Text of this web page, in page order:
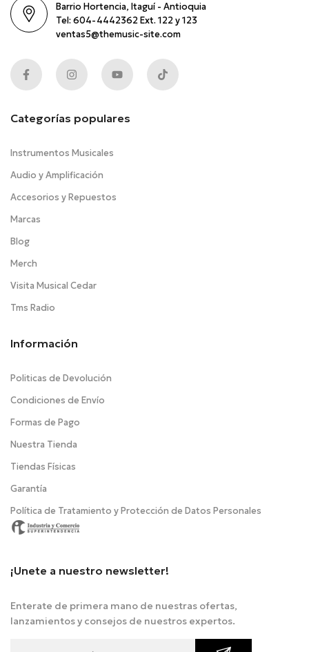
Barrio Hortencia, Itaguí - Antioquia
Tel: 604-4442362 Ext. 122 y 123
ventas5@themusic-site.com
Categorías populares
Instrumentos Musicales
Audio y Amplificación
Accesorios y Repuestos
Marcas
Blog
Merch
Visita Musical Cedar
Tms Radio
Información
Politicas de Devolución
Condiciones de Envío
Formas de Pago
Nuestra Tienda
Tiendas Físicas
Garantía
Política de Tratamiento y Protección de Datos Personales
¡Unete a nuestro newsletter!
Enterate de primera mano de nuestras ofertas,
lanzamientos y consejos de nuestros expertos.